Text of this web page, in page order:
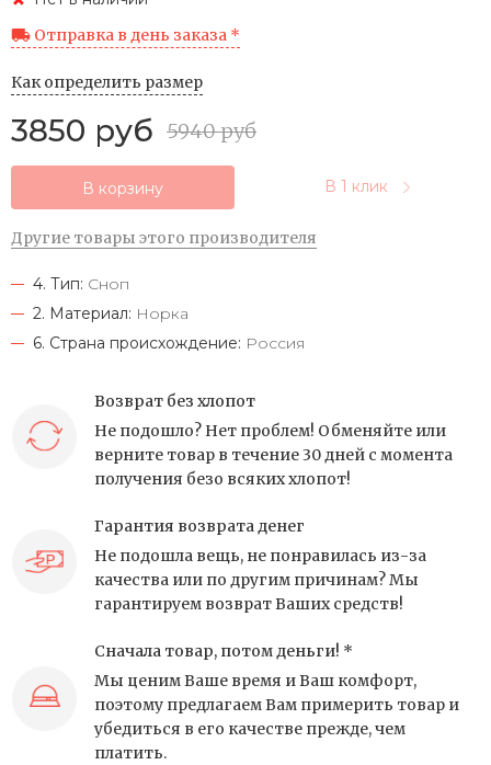
Отправка в день заказа *
Как определить размер
3850 руб 5940 руб
В корзину В 1 клик
Другие товары этого производителя
4. Тип: Сноп
2. Материал: Норка
6. Страна происхождение: Россия
Возврат без хлопот
Не подошло? Нет проблем! Обменяйте или
верните товар в течение 30 дней с момента
получения безо всяких хлопот!
Гарантия возврата денег
Не подошла вещь, не понравилась из-за
качества или по другим причинам? Мы
гарантируем возврат Ваших средств!
Сначала товар, потом деньги! *
Мы ценим Ваше время и Ваш комфорт,
поэтому предлагаем Вам примерить товар и
убедиться в его качестве прежде, чем
платить.